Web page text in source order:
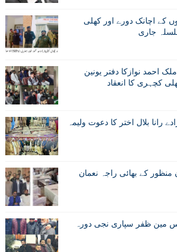
کے اچانک دورے اور کھلی
جاری
احمد نوازکا دفتر یونین
کچہری کا انعقاد
رانا بلال اختر کا دعوت ولیمہ
کے بھائی راجہ نعمان
مین ظفر سپاری نجی دورہ